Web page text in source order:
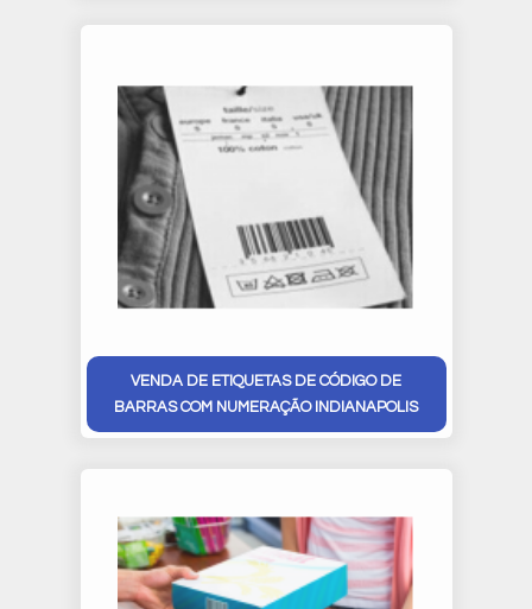
VENDA DE ETIQUETAS DE CÓDIGO DE
BARRAS COM NUMERAÇÃO INDIANAPOLIS